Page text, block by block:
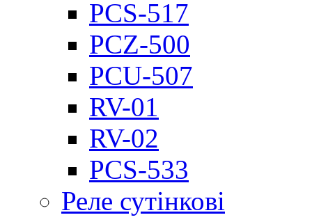
PCS-517
PCZ-500
PCU-507
RV-01
RV-02
PCS-533
Реле сутінкові